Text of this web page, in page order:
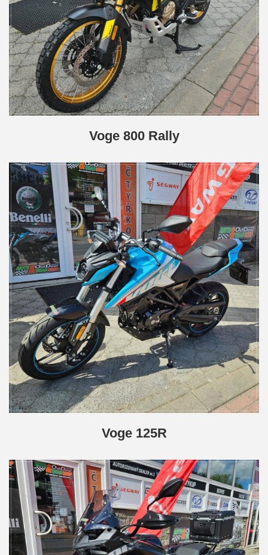
Voge 800 Rally
Voge 125R